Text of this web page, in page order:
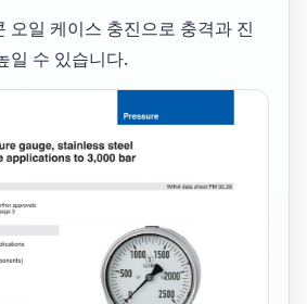
오일 케이스 충진으로 충격과 진
일 수 있습니다.